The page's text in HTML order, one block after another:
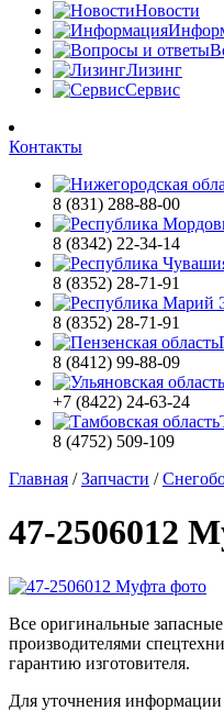
Новости
Лизинг
Сервис
Контакты
8 (831) 288-88-00
8 (8342) 22-34-14
8 (8352) 28-71-91
8 (8352) 28-71-91
8 (8412) 99-88-09
+7 (8422) 24-63-24
8 (4752) 509-109
Главная /Запчасти /
47-2506012
Все оригинальные
производителями
гарантию изготовителя.
Для уточнения